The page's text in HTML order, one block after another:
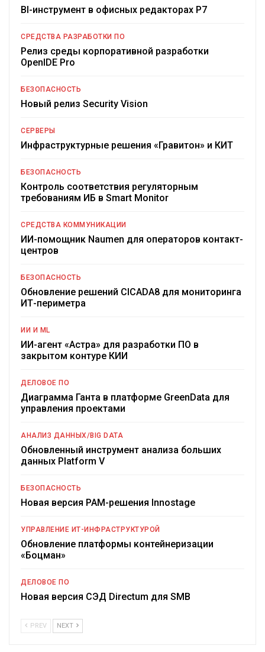
BI-инструмент в офисных редакторах Р7
СРЕДСТВА РАЗРАБОТКИ ПО
Релиз среды корпоративной разработки
OpenIDE Pro
БЕЗОПАСНОСТЬ
Новый релиз Security Vision
СЕРВЕРЫ
Инфраструктурные решения «Гравитон» и КИТ
БЕЗОПАСНОСТЬ
Контроль соответствия регуляторным
требованиям ИБ в Smart Monitor
СРЕДСТВА КОММУНИКАЦИИ
ИИ-помощник Naumen для операторов контакт-
центров
БЕЗОПАСНОСТЬ
Обновление решений CICADA8 для мониторинга
ИТ-периметра
ИИ И ML
ИИ-агент «Астра» для разработки ПО в
закрытом контуре КИИ
ДЕЛОВОЕ ПО
Диаграмма Ганта в платформе GreenData для
управления проектами
АНАЛИЗ ДАННЫХ/BIG DATA
Обновленный инструмент анализа больших
данных Platform V
БЕЗОПАСНОСТЬ
Новая версия PAM-решения Innostage
УПРАВЛЕНИЕ ИТ-ИНФРАСТРУКТУРОЙ
Обновление платформы контейнеризации
«Боцман»
ДЕЛОВОЕ ПО
Новая версия СЭД Directum для SMB
PREV NEXT